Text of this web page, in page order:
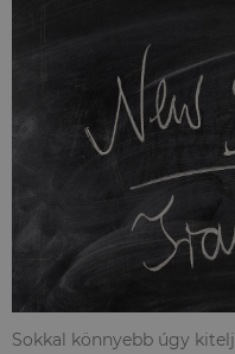
Sokkal könnyebb úgy